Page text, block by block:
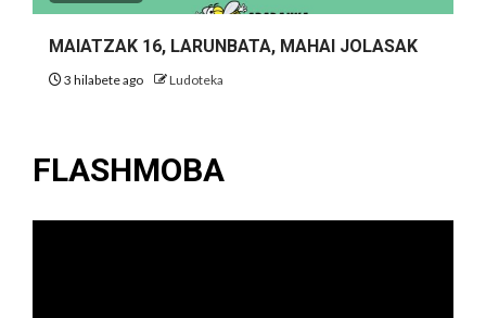
MAIATZAK 16, LARUNBATA, MAHAI JOLASAK
3 hilabete ago Ludoteka
FLASHMOBA